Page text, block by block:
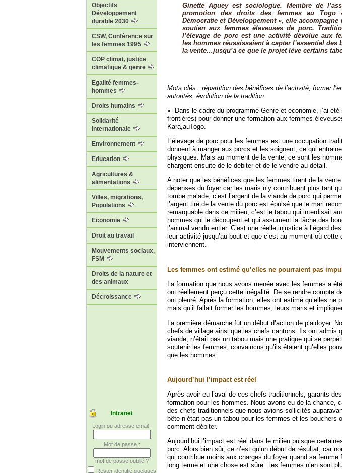
Objectifs
Développement
durable 2030
CSW, Conférence sur
les femmes 1995
COP climat, justice
climatique & genre
Egalité femmes-
hommes
Droits humains
Solidarité
internationale
Environnement
Education
Agricultures &
alimentations
Villes, migrations,
Populations
Economie
Droit au travail
Mouvements sociaux,
FSM
Droits de la nature et
des animaux
Décroissance
Intranet
Login ou adresse email :
Mot de passe :
mot de passe oublié ?
Rester identifié quelques
Ginette Aguey est sociologue. Membre de
promotion des droits des femmes au Togo
Démocratie et Développement », elle accompagne
soutien aux femmes éleveuses de porc.
l’élevage de porc est une activité dévolue aux
les hommes réussissaient à capter l’essentiel des
la vente…jusqu’à ce que le projet lève certains
Mots clés : répartition des bénéfices de l’activité, former
autorités, évolution de la tradition
«
Dans le cadre du programme Genre et économie, j’ai
frontières) pour donner une formation aux femmes
Kara,auTogo.
L’élevage de porc pour les femmes est une occupation
donnent à manger aux porcs et les soignent, ce qui
physiques. Mais au moment de la vente, ce sont les
chargent ensuite de le débiter et de le vendre au détail.
A noter que les bénéfices que les femmes tirent de la
dépenses du foyer car les maris n’y contribuent plus tant
tombe malade, c’est l’argent de la viande de porc qui
l’argent tiré de la vente du porc est épuisé que le mari
remarquable dans ce milieu, c’est le tabou qui interdisait
hommes qui le découpent et qui assument la tâche des
l’animal vendu entier. C’est une réelle injustice à l’égard
leur activité jusqu’au bout et que c’est au moment où
interviennent.
Les femmes ont estimé qu’elles ne pourraient pas
La formation que nous avons menée avec les femmes a
ont réellement perçu cette inégalité. De se rendre compte
ont pleuré. Après la formation, elles ont estimé qu’elles ne
mais qu’il fallait former les hommes, leurs maris et
La première démarche fut un début d’action de plaidoyer.
chefs de village ainsi que les chefs cantons. Ils ont admis
viande, n’était pas un tabou mais une pratique qui se
soutenir les femmes, convaincus qu’ils étaient qu’elles
que les hommes.
Aujourd’hui l’impact est réel
Après avoir eu l’aval de ces chefs traditionnels, garants
formation pour les hommes. Nous avons eu de la chance,
des chefs traditionnels que nous avions sollicités
bête n’était pas un tabou pour les femmes et les bouchers
comment débiter.
Aujourd’hui l’impact est réel dans le milieu puisque
porc. Alors bien sûr, ce n’est qu’un début de résultat, car
qui contribue moins aux charges du foyer quand sa femme
long terme et une chose est sûre : les femmes n’en sont